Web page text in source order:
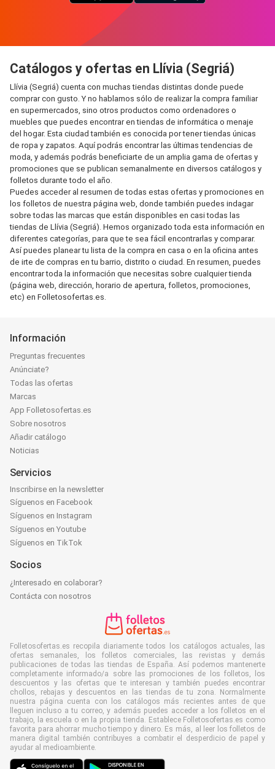
Catálogos y ofertas en Llívia (Segriá)
Llívia (Segriá) cuenta con muchas tiendas distintas donde puede
comprar con gusto. Y no hablamos sólo de realizar la compra familiar
en supermercados, sino otros productos como ordenadores o
muebles que puedes encontrar en tiendas de informática o menaje
del hogar. Esta ciudad también es conocida por tener tiendas únicas
de ropa y zapatos. Aquí podrás encontrar las últimas tendencias de
moda, y además podrás beneficiarte de un amplia gama de ofertas y
promociones que se publican semanalmente en diversos catálogos y
folletos durante todo el año.
Puedes acceder al resumen de todas estas ofertas y promociones en
los folletos de nuestra página web, donde también puedes indagar
sobre todas las marcas que están disponibles en casi todas las
tiendas de Llívia (Segriá). Hemos organizado toda esta información en
diferentes categorías, para que te sea fácil encontrarlas y comparar.
Así puedes planear tu lista de la compra en casa o en la oficina antes
de irte de compras en tu barrio, distrito o ciudad. En resumen, puedes
encontrar toda la información que necesitas sobre cualquier tienda
(página web, dirección, horario de apertura, folletos, promociones,
etc) en Folletosofertas.es.
Información
Preguntas frecuentes
Anúnciate?
Todas las ofertas
Marcas
App Folletosofertas.es
Sobre nosotros
Añadir catálogo
Noticias
Servicios
Inscribirse en la newsletter
Síguenos en Facebook
Síguenos en Instagram
Síguenos en Youtube
Síguenos en TikTok
Socios
¿Interesado en colaborar?
Contácta con nosotros
Folletosofertas.es recopila diariamente todos los catálogos actuales, las
ofertas semanales, los folletos comerciales, las revistas y demás
publicaciones de todas las tiendas de España. Así podemos mantenerte
completamente informado/a sobre las promociones de los folletos, los
descuentos y las ofertas que te interesan y también puedes encontrar
chollos, rebajas y descuentos en las tiendas de tu zona. Normalmente
nuestra página cuenta con los catálogos más recientes antes de que
lleguen incluso a tu correo, y además puedes acceder a los folletos en el
trabajo, la escuela o en la propia tienda. Establece Folletosofertas.es como
favorita para ahorrar mucho tiempo y dinero. Es más, al leer los folletos de
manera digital también contribuyes a combatir el desperdicio de papel y
ayudar al medioambiente.